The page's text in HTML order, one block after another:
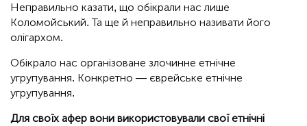
Неправильно казати, що обікрали нас лише
Коломойський. Та ще й неправильно називати його
олігархом.
Обікрало нас організоване злочинне етнічне
угрупування. Конкретно — єврейське етнічне
угрупування.
Для своїх афер вони використовували свої етнічні